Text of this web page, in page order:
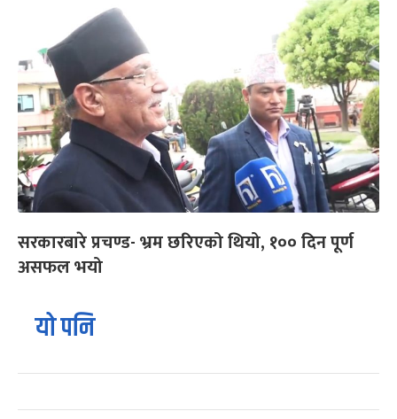
सरकारबारे प्रचण्ड- भ्रम छरिएको थियो, १०० दिन पूर्ण
असफल भयो
यो पनि